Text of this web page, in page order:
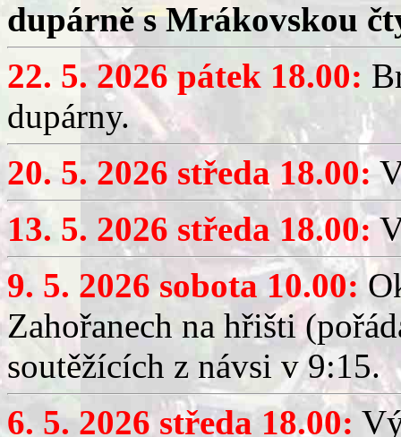
dupárně s Mrákovskou
22. 5. 2026 pátek 18.00:
dupárny.
20. 5. 2026 středa 18.00:
13. 5. 2026 středa 18.00:
9. 5. 2026 sobota 10.00:
Zahořanech na hřišti
soutěžících z návsi v 9:15.
6. 5. 2026 středa 18.00: